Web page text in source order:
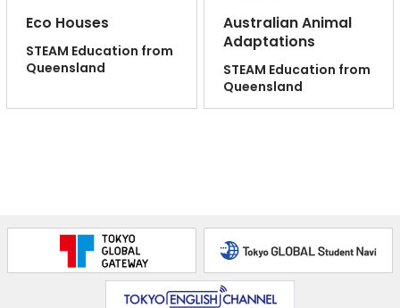
Eco Houses
STEAM Education from
Queensland
Australian Animal
Adaptations
STEAM Education from
Queensland